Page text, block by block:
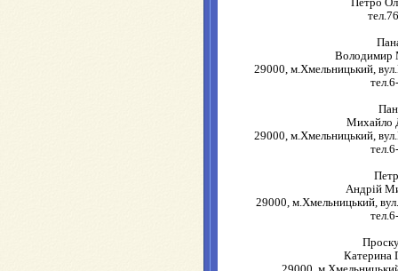
Володимир
29000, м.Хмельницький,
Михайло
29000, м.Хмельницький,
Андрій
29000, м.Хмельницький,
Катерина